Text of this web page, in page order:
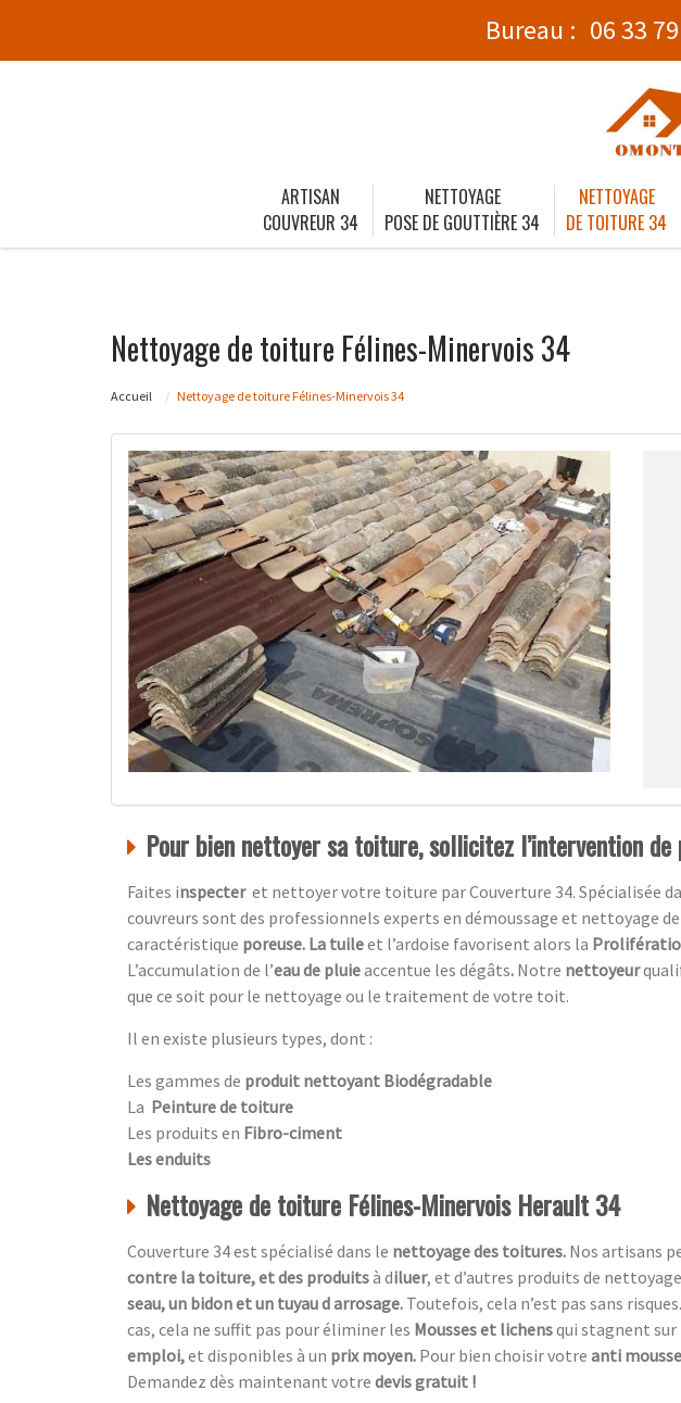
Bureau : 06 33
ARTISAN
COUVREUR 34
NETTOYAGE
POSE DE GOUTTIÈRE 34
NETTOYAGE
DE TOITURE 34
Nettoyage de toiture Félines-Minervois 34
Accueil Nettoyage de toiture Félines-Minervois 34
Pour bien nettoyer sa toiture, sollicitez l’intervention
Faites inspecter et nettoyer votre toiture parCouverture 34. Spécialisée
couvreurs sont des professionnels experts en démoussage et nettoyage
caractéristique poreuse. La tuileet l’ardoise favorisent alors la
L’accumulation de l’eau de pluieaccentue les dégâts. Notre nettoyeur
que ce soit pour le nettoyage ou le traitement de votre toit.
Il en existe plusieurs types, dont :
Les gammes de produit nettoyant Biodégradable
La Peinture de toiture
Les produits en Fibro-ciment
Les enduits
Nettoyage de toiture Félines-Minervois Herault 34
Couverture 34 est spécialisé dans le nettoyage des toitures. Nos artisans
contre la toiture, et des produitsà diluer, et d’autres produits de
seau, un bidon et un tuyau d arrosage. Toutefois, cela n’est pas sans
cas, cela ne suffit pas pour éliminer les Mousses et lichensqui stagnent
emploi,et disponibles à un prix moyen. Pour bien choisir votre anti mousse
Demandez dès maintenant votre devis gratuit !